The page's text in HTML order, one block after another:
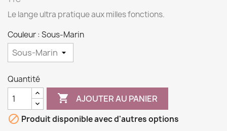
Le lange ultra pratique aux milles fonctions.
Couleur : Sous-Marin
Quantité
 AJOUTER AU PANIER
 Produit disponible avec d'autres options